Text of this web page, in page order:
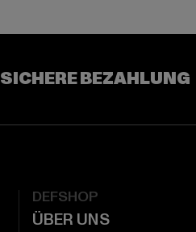
SICHERE BEZAHLUNG
DEFSHOP
ÜBER UNS